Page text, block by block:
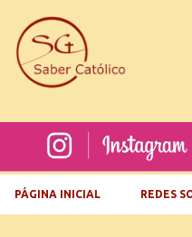
PÁGINA INICIAL REDES